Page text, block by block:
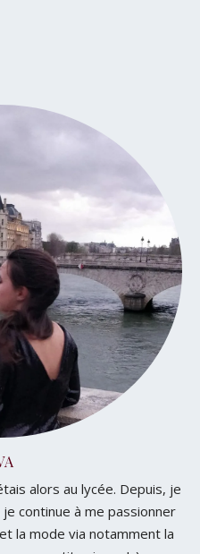
alors au lycée. Depuis, je
continue à me passionner
la mode via notamment la